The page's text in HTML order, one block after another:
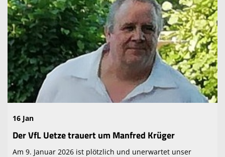
16 Jan
Der VfL Uetze trauert um Manfred Krüger
Am 9. Januar 2026 ist plötzlich und unerwartet unser